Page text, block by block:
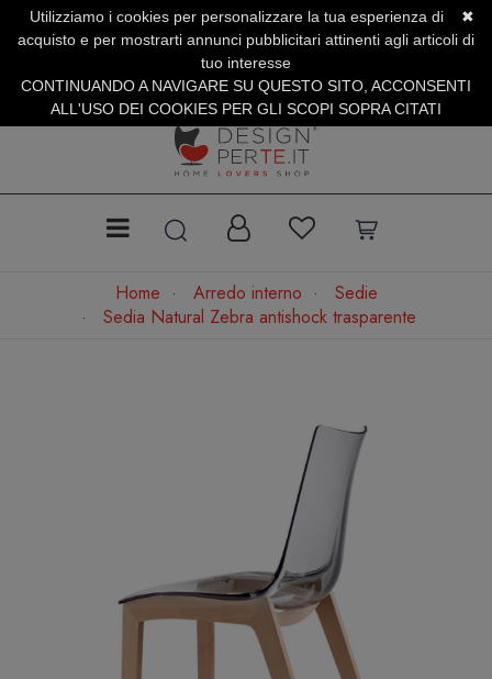
SERVIZIO CLIENTI +39.0773.470.562
SUMMER SALES | Fino al 31 Agosto
Home Arredo interno
Sedie
Sedia Natural Zebra antishock trasparente
✖
Utilizziamo i cookies per personalizzare la tua esperienza di
acquisto e per mostrarti annunci pubblicitari attinenti agli articoli di
tuo interesse
CONTINUANDO A NAVIGARE SU QUESTO SITO, ACCONSENTI
ALL'USO DEI COOKIES PER GLI SCOPI SOPRA CITATI